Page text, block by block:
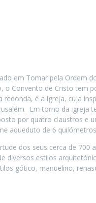
em Tomar pela Ordem
o Convento de Cristo tem
redonda, é a igreja, cuja
Em torno da igreja
por quatro claustros e
aqueduto de 6
dos seus cerca de
diversos estilos
gótico, manuelino,